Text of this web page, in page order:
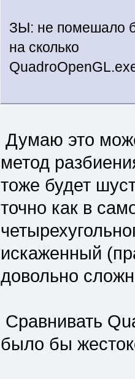
ЗЫ: не помешало
на сколько
Думаю это
метод
тоже будет
точно как в
искаженный
довольно
Сравнивать
было бы